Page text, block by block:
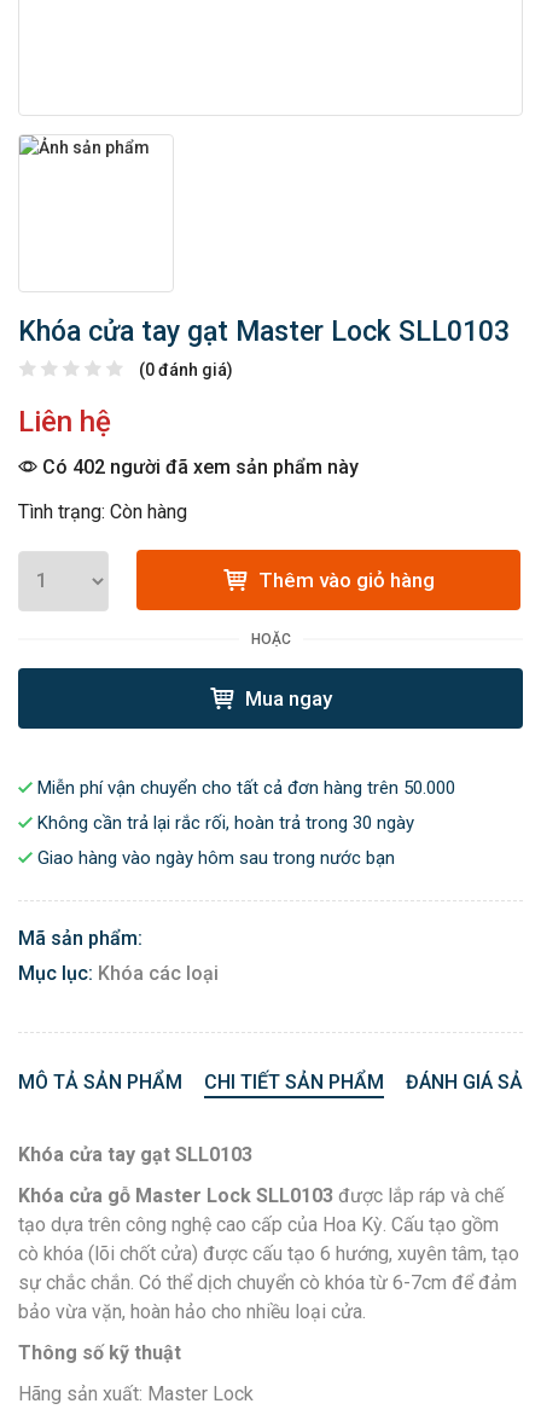
Khóa cửa tay gạt Master Lock SLL0103
(0 đánh giá)
Liên hệ
Có 402 người đã xem sản phẩm này
Tình trạng: Còn hàng
Thêm vào giỏ hàng
HOẶC
Mua ngay
Miễn phí vận chuyển cho tất cả đơn hàng trên 50.000
Không cần trả lại rắc rối, hoàn trả trong 30 ngày
Giao hàng vào ngày hôm sau trong nước bạn
Mã sản phẩm:
Mục lục: Khóa các loại
MÔ TẢ SẢN PHẨM CHI TIẾT SẢN PHẨM ĐÁNH GIÁ
Khóa cửa tay gạt SLL0103
Khóa cửa gỗ Master Lock SLL0103 được lắp ráp và chế
tạo dựa trên công nghệ cao cấp của Hoa Kỳ. Cấu tạo gồm
cò khóa (lõi chốt cửa) được cấu tạo 6 hướng, xuyên tâm, tạo
sự chắc chắn. Có thể dịch chuyển cò khóa từ 6-7cm để đảm
bảo vừa vặn, hoàn hảo cho nhiều loại cửa.
Thông số kỹ thuật
Hãng sản xuất: Master Lock